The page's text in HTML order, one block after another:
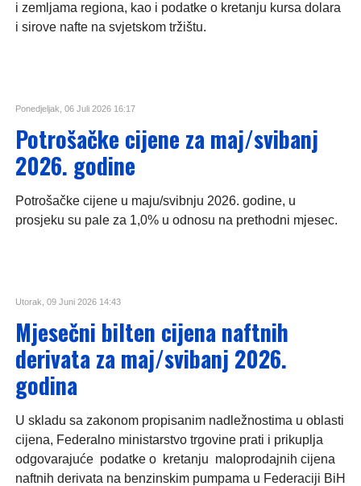
i zemljama regiona, kao i podatke o kretanju kursa dolara
i sirove nafte na svjetskom tržištu.
Ponedjeljak, 06 Juli 2026 16:17
Potrošačke cijene za maj/svibanj
2026. godine
Potrošačke cijene u maju/svibnju 2026. godine, u
prosjeku su pale za 1,0% u odnosu na prethodni mjesec.
Utorak, 09 Juni 2026 14:43
Mjesečni bilten cijena naftnih
derivata za maj/svibanj 2026.
godina
U skladu sa zakonom propisanim nadležnostima u oblasti
cijena, Federalno ministarstvo trgovine prati i prikuplja
odgovarajuće podatke o kretanju maloprodajnih cijena
naftnih derivata na benzinskim pumpama u Federaciji BiH